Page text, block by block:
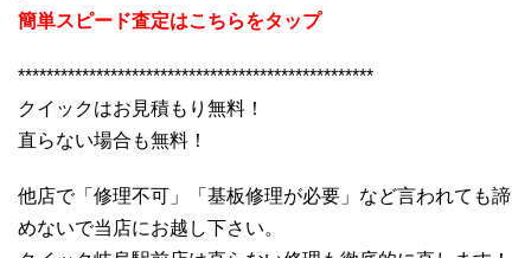
簡単スピード査定はこちらをタップ
**************************************************
クイックはお見積もり無料！
直らない場合も無料！
他店で「修理不可」「基板修理が必要」など言われても諦
めないで当店にお越し下さい。